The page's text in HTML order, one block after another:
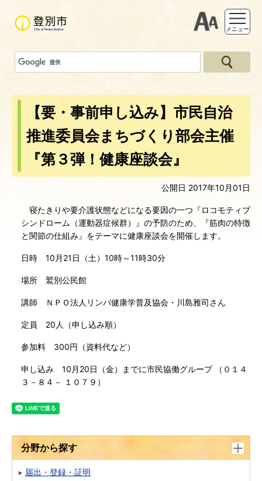
支援ツー
メニュー
【要・事前申し込み】市民自治
推進委員会まちづくり部会主催
『第３弾！健康座談会』
公開日 2017年10月01日
寝たきりや要介護状態などになる要因の一つ『ロコモティブ
シンドローム（運動器症候群）』の予防のため、『筋肉の特徴
と関節の仕組み』をテーマに健康座談会を開催します。
日時 10月21日（土）10時～11時30分
場所 鷲別公民館
講師 ＮＰＯ法人リンパ健康学普及協会・川島雅司さん
定員 20人（申し込み順）
参加料 300円（資料代など）
申し込み 10月20日（金）までに市民協働グループ （０１４
３－８４－ １０７９）
分野から探す
届出・登録・証明